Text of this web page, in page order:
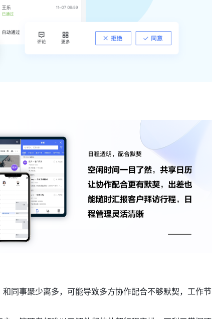
同事聚少离多，可能导致多方协作配合不够默契，工作节